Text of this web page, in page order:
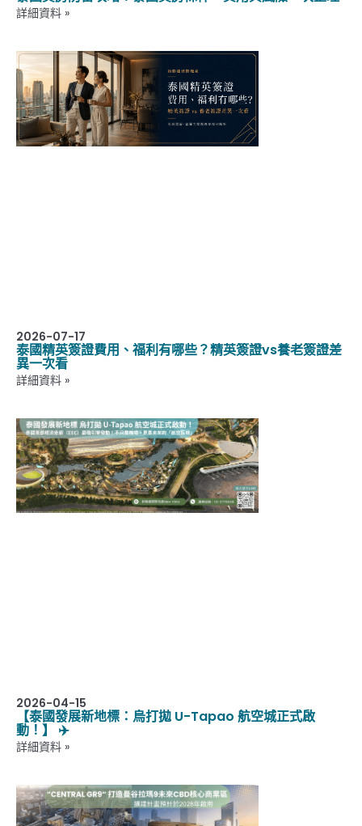
詳細資料 »
2026-07-17
泰國精英簽證費用、福利有哪些？精英簽證vs養老簽證差
異一次看
詳細資料 »
2026-04-15
【泰國發展新地標：烏打拋 U-Tapao 航空城正式啟
動！】 ✈️
詳細資料 »